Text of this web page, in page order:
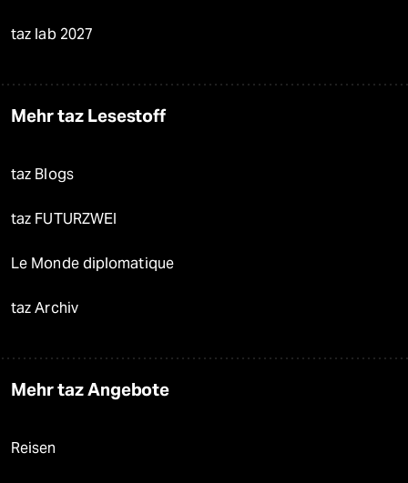
taz lab 2027
Mehr taz Lesestoff
taz Blogs
taz FUTURZWEI
Le Monde diplomatique
taz Archiv
Mehr taz Angebote
Reisen